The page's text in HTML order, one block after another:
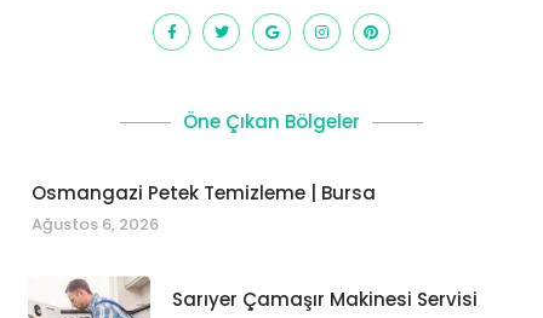
Öne Çıkan Bölgeler
Osmangazi Petek Temizleme | Bursa
Ağustos 6, 2026
Sarıyer Çamaşır Makinesi Servisi